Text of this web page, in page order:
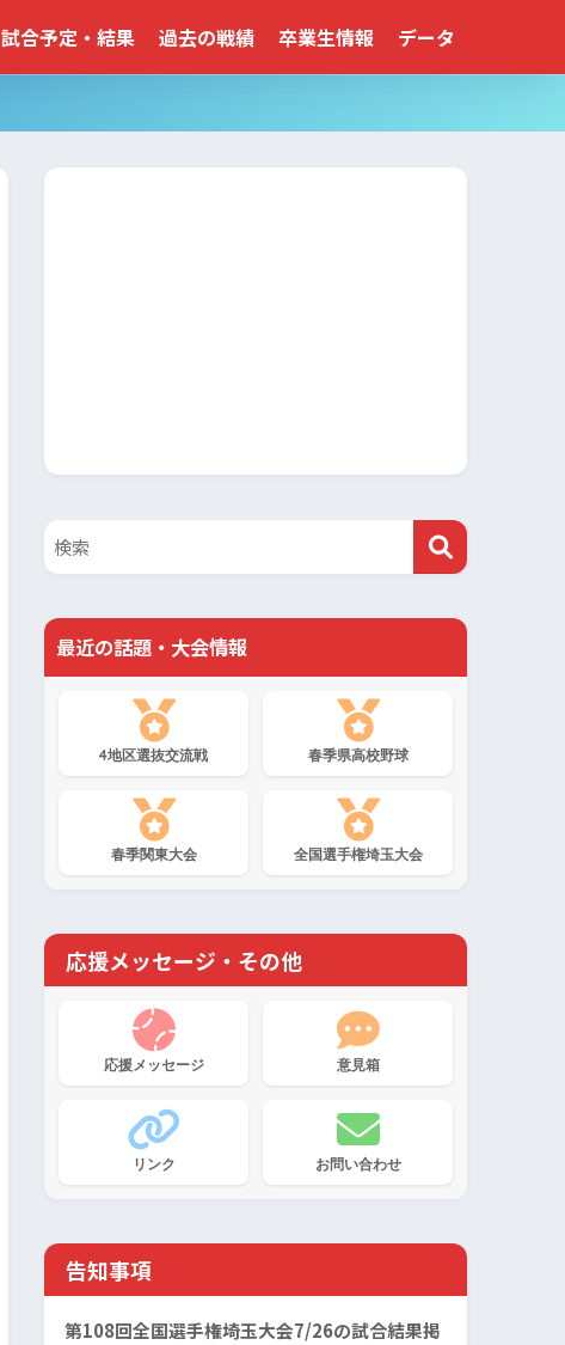
試合予定・結果 過去の戦績 卒業生情報 データ
最近の話題・大会情報
4地区選抜交流戦 春季県高校野球
春季関東大会 全国選手権埼玉大会
応援メッセージ・その他
応援メッセージ 意見箱
リンク お問い合わせ
告知事項
第108回全国選手権埼玉大会7/26の試合結果掲